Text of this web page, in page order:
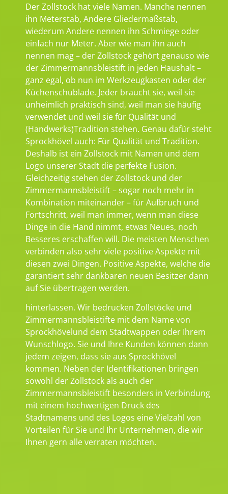
Der Zollstock hat viele Namen. Manche nennen
ihn Meterstab, Andere Gliedermaßstab,
wiederum Andere nennen ihn Schmiege oder
einfach nur Meter. Aber wie man ihn auch
nennen mag – der Zollstock gehört genauso wie
der Zimmermannsbleistift in jeden Haushalt –
ganz egal, ob nun im Werkzeugkasten oder der
Küchenschublade. Jeder braucht sie, weil sie
unheimlich praktisch sind, weil man sie häufig
verwendet und weil sie für Qualität und
(Handwerks)Tradition stehen. Genau dafür steht
Sprockhövel auch: Für Qualität und Tradition.
Deshalb ist ein Zollstock mit Namen und dem
Logo unserer Stadt die perfekte Fusion.
Gleichzeitig stehen der Zollstock und der
Zimmermannsbleistift – sogar noch mehr in
Kombination miteinander – für Aufbruch und
Fortschritt, weil man immer, wenn man diese
Dinge in die Hand nimmt, etwas Neues, noch
Besseres erschaffen will. Die meisten Menschen
verbinden also sehr viele positive Aspekte mit
diesen zwei Dingen. Positive Aspekte, welche die
garantiert sehr dankbaren neuen Besitzer dann
auf Sie übertragen werden.
hinterlassen. Wir bedrucken Zollstöcke und
Zimmermannsbleistifte mit dem Name von
Sprockhövelund dem Stadtwappen oder Ihrem
Wunschlogo. Sie und Ihre Kunden können dann
jedem zeigen, dass sie aus Sprockhövel
kommen. Neben der Identifikationen bringen
sowohl der Zollstock als auch der
Zimmermannsbleistift besonders in Verbindung
mit einem hochwertigen Druck des
Stadtnamens und des Logos eine Vielzahl von
Vorteilen für Sie und Ihr Unternehmen, die wir
Ihnen gern alle verraten möchten.